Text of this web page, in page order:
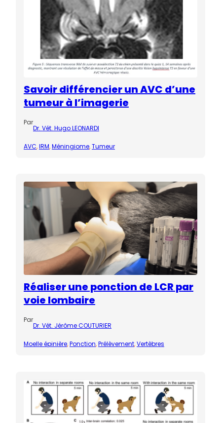
Savoir différencier un AVC d’une
tumeur à l’imagerie
Par
Dr. Vét. Hugo LEONARDI
AVC, IRM, Méningiome, Tumeur
Réaliser une ponction de LCR par
voie lombaire
Par
Dr. Vét. Jérôme COUTURIER
Moelle épinière, Ponction, Prélèvement, Vertèbres